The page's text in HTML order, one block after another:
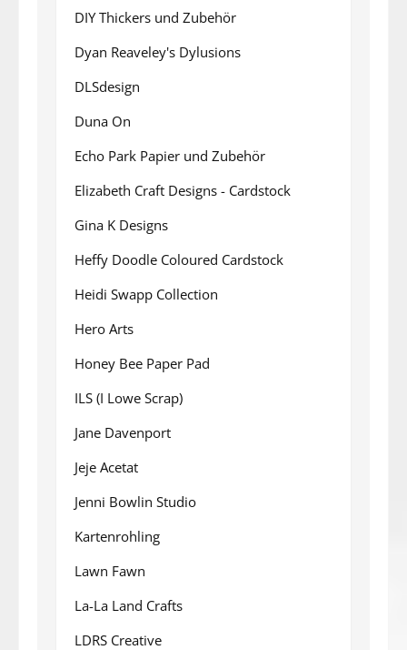
DIY Thickers und Zubehör
Dyan Reaveley's Dylusions
DLSdesign
Duna On
Echo Park Papier und Zubehör
Elizabeth Craft Designs - Cardstock
Gina K Designs
Heffy Doodle Coloured Cardstock
Heidi Swapp Collection
Hero Arts
Honey Bee Paper Pad
ILS (I Lowe Scrap)
Jane Davenport
Jeje Acetat
Jenni Bowlin Studio
Kartenrohling
Lawn Fawn
La-La Land Crafts
LDRS Creative